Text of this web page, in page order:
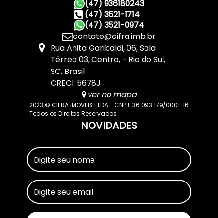
(47) 936180243
(47) 3521-1714
(47) 3521-0974
contato@cifra.imb.br
Rua Anita Garibaldi,06,Sala
Térrea 03,Centro, Rio do Sul,
SC, Brasil
CRECI: 5678J
ver no mapa
2023 © CIFRA IMOVEIS LTDA - CNPJ: 36.093.179/0001-16
Todos os Direitos Reservados
NOVIDADES